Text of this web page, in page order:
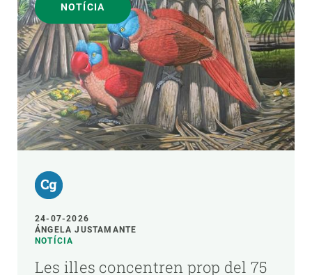
NOTÍCIA
24-07-2026
ÁNGELA JUSTAMANTE
NOTÍCIA
Les illes concentren prop del 75